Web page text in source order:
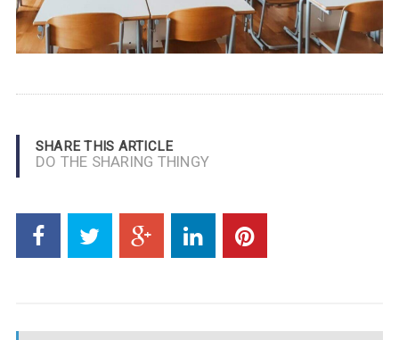
SHARE THIS ARTICLE
DO THE SHARING THINGY